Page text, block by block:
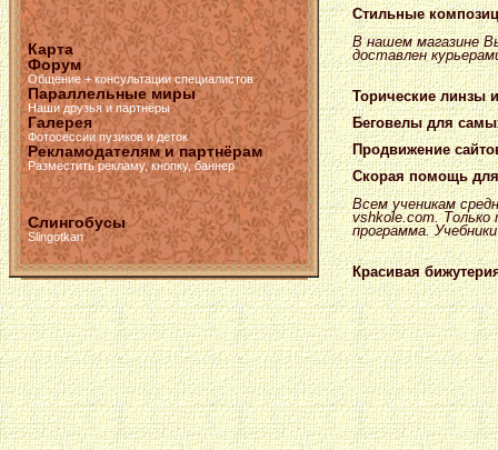
Карта
Форум
Общение + консультации специалистов
Параллельные миры
Наши друзья и партнёры
Галерея
Фотосессии пузиков и деток
Рекламодателям и партнёрам
Разместить рекламу, кнопку, баннер
Слингобусы
Slingotkan
Стильные
В нашем магазине
доставлен
Торические линзы
Беговелы для
Продвижение
Скорая помощь
Всем ученикам
vshkole.com.
программа.
Красивая